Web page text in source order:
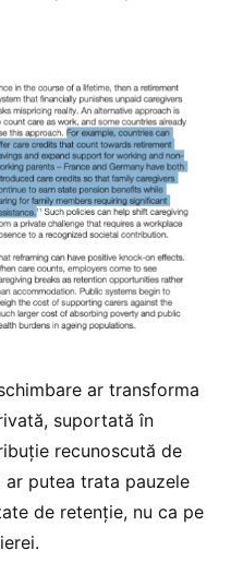
ar transforma
suportată în
recunoscută de
putea trata pauzele
de retenție, nu ca pe